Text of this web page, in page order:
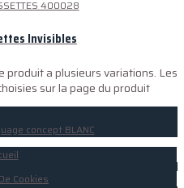
Invisibles
produit a plusieurs variations. Les
sur la page du produit
Cookies